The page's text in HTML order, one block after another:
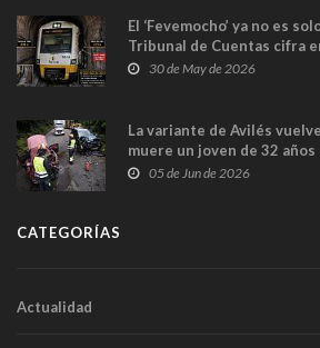
El ‘Fevemocho’ ya no es
Tribunal de Cuentas cifra
sobrecoste de los trenes
30 de May de 2026
La variante de Avilés
muere un joven de 32
frontal
05 de Jun de 2026
CATEGORÍAS
Actualidad